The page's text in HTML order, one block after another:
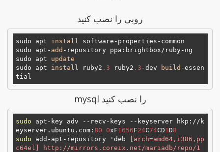
روبی را نصب کنید
sudo apt install
software-properties-common
sudo apt- add -repository ppa:brightbox/ruby-ng
sudo apt update
sudo apt install ruby2 .3 ruby2 .3 -dev build -essen
mysql را نصب کنید
sudo apt-key adv --recv-keys --keyserver hkp://k
eyserver.ubuntu.com: 80 0xF1656F24C74CD1 D8
sudo add-apt-repository 'deb [arch=amd64,i386,pp
c64el] http://mirrors.coreix.net/mariadb/repo/1